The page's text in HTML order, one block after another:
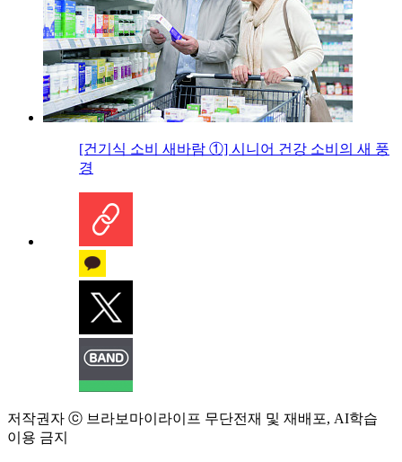
[건기식 소비 새바람 ①] 시니어 건강 소비의 새 풍
경
저작권자 ⓒ 브라보마이라이프 무단전재 및 재배포, AI학습
이용 금지